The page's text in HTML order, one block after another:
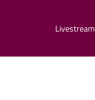
Livestream